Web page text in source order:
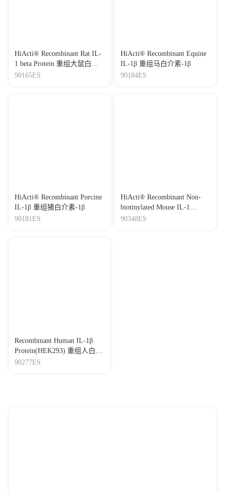
HiActi® Recombinant Rat IL-
1 beta Protein 重组大鼠白介
素-1β
90165ES
HiActi® Recombinant Equine
IL-1β 重组马白介素-1β
90184ES
HiActi® Recombinant Porcine
IL-1β 重组猪白介素-1β
90181ES
HiActi® Recombinant Non-
biotinylated Mouse IL-1
Beta/IL-1F2 Protein,His-Avi
90348ES
Recombinant Human IL-1β
Protein(HEK293) 重组人白介
素-1β
90277ES